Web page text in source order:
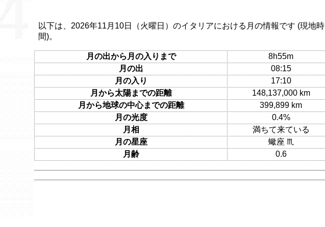
以下は、2026年11月10日（火曜日）のイタリアにおける月の情報です (現地時
間)。
月の出から月の入りまで
8h55m
月の出
08:15
月の入り
17:10
月から太陽までの距離
148,137,000 km
月から地球の中心までの距離
399,899 km
月の光度
0.4%
月相
満ちて来ている
月の星座
蠍座 ♏
月齢
0.6